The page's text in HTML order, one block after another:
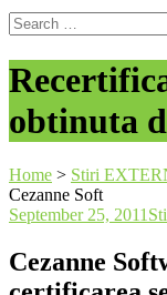
Search
for:
obtinuta
Home > Stiri
Cezanne Soft
September 25, 2011
Cezanne